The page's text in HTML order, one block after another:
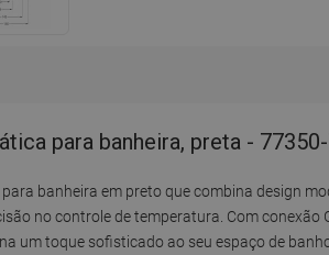
para banheira, preta -
banheira em preto que combina design
no controle de temperatura. Com conexão
um toque sofisticado ao seu espaço de